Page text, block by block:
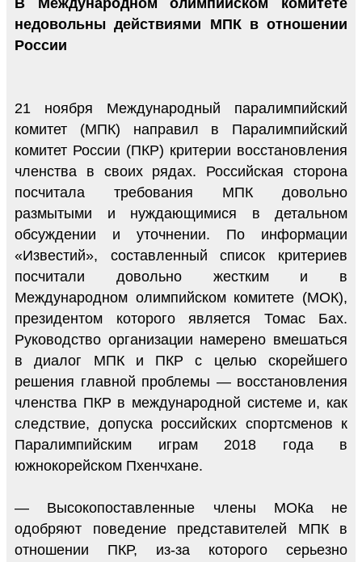
В Международном олимпийском комитете
недовольны действиями МПК в отношении
России
21 ноября Международный паралимпийский
комитет (МПК) направил в Паралимпийский
комитет России (ПКР) критерии восстановления
членства в своих рядах. Российская сторона
посчитала требования МПК довольно
размытыми и нуждающимися в детальном
обсуждении и уточнении. По информации
«Известий», составленный список критериев
посчитали довольно жестким и в
Международном олимпийском комитете (МОК),
президентом которого является Томас Бах.
Руководство организации намерено вмешаться
в диалог МПК и ПКР с целью скорейшего
решения главной проблемы — восстановления
членства ПКР в международной системе и, как
следствие, допуска российских спортсменов к
Паралимпийским играм 2018 года в
южнокорейском Пхенчхане.
— Высокопоставленные члены МОКа не
одобряют поведение представителей МПК в
отношении ПКР, из-за которого серьезно